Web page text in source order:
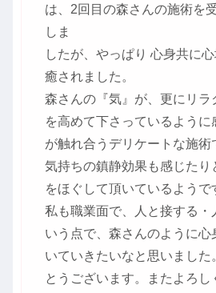
は、2回目の森さんの施術を
しま
したが、やっぱり 心身共に
癒されました。
森さんの『気』が、更にリラ
を高めて下さっているよう
が触れ合うデリケートな施術
気持ちの鎮静効果も感じたり
をほぐして頂いているようで
私も職業面で、人と接する・
いう点で、森さんのように心
いていきたいなと思いました
とうございます。またよろし